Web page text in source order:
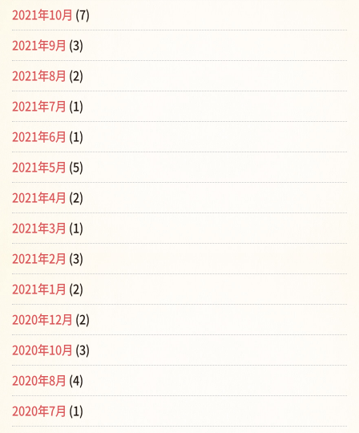
2021年10月 (7)
2021年9月 (3)
2021年8月 (2)
2021年7月 (1)
2021年6月 (1)
2021年5月 (5)
2021年4月 (2)
2021年3月 (1)
2021年2月 (3)
2021年1月 (2)
2020年12月 (2)
2020年10月 (3)
2020年8月 (4)
2020年7月 (1)